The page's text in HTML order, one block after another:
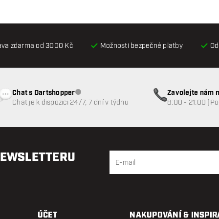
zdarma od 3000 Kč Možnosti bezpečné platby
Chat s DartshopperZákaznický servis nedostupný
Chat je k dispozici 24/7, 7 dní v týdnu
Zavolejte nám
8:00 - 21:00
ÚČET NAKUPOVÁNÍ &